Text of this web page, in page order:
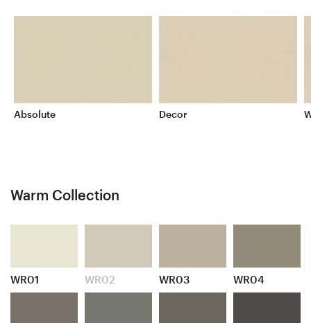
Absolute Decor
Warm Collection
WR01 WR02 WR03 WR04